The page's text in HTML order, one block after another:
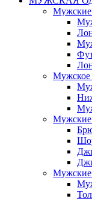
Мужские
Мужское
Мужские